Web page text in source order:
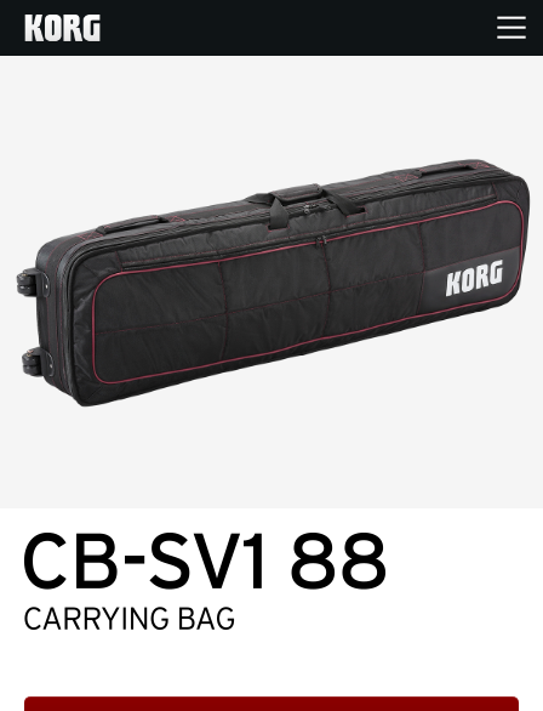
Extras
Evénements
Support
News
Lieu